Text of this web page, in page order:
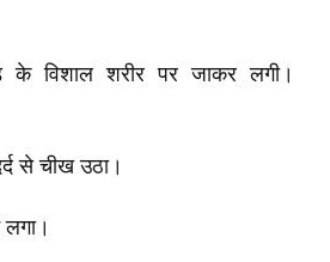
विशाल शरीर पर जाकर लगी।​
से चीख उठा।